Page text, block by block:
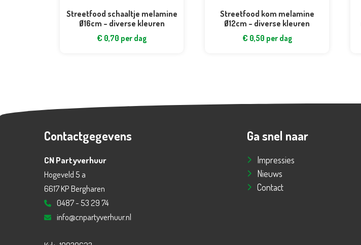
Streetfood schaaltje melamine
Ø16cm – diverse kleuren
€ 0,70 per dag
Streetfood kom melamine
Ø12cm – diverse kleuren
€ 0,50 per dag
Contactgegevens
CN Partyverhuur
Hogeveld 5 a
6617 KP Bergharen
0487 - 53 29 74
info@cnpartyverhuur.nl
Ga snel naar
Impressies
Nieuws
Contact